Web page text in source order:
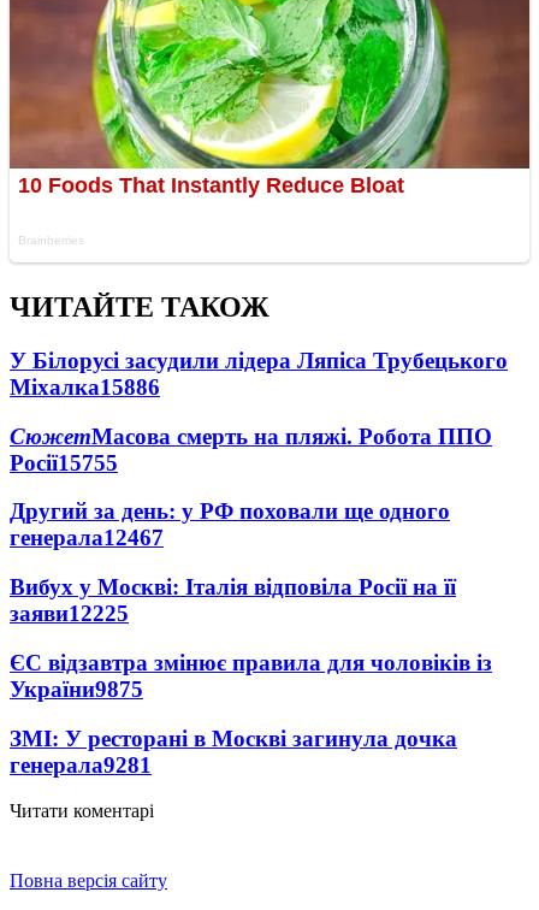
ЧИТАЙТЕ ТАКОЖ
У Білорусі засудили лідера Ляпіса Трубецького
Міхалка15886
СюжетМасова смерть на пляжі. Робота ППО
Росії15755
Другий за день: у РФ поховали ще одного
генерала12467
Вибух у Москві: Італія відповіла Росії на її
заяви12225
ЄС відзавтра змінює правила для чоловіків із
України9875
ЗМІ: У ресторані в Москві загинула дочка
генерала9281
Читати коментарі
Повна версія сайту